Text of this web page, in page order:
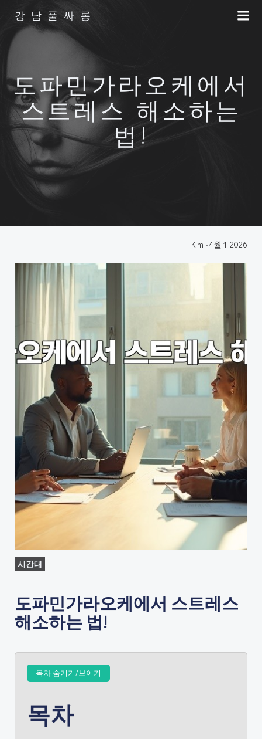
강남풀싸롱
도파민가라오케에서
스트레스 해소하는
법!
Kim -4월 1, 2026
시간대
도파민가라오케에서 스트레스
해소하는 법!
목차 숨기기/보이기
목차